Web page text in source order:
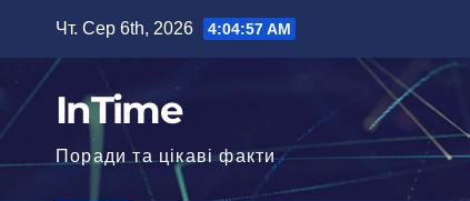
вмісту
Чт. Сер 6th, 2026 4:04:58 AM
InTime
Поради та цікаві факти